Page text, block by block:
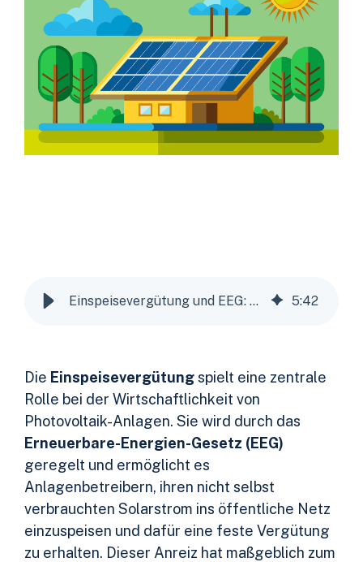
Einspeisevergütung und EEG: Was PV-Eigentümer wissen müssen 5:42
Die Einspeisevergütungspielt eine zentrale
Rolle bei der Wirtschaftlichkeit von
Photovoltaik-Anlagen. Sie wird durch das
Erneuerbare-Energien-Gesetz (EEG)
geregelt und ermöglicht es
Anlagenbetreibern, ihren nicht selbst
verbrauchten Solarstrom ins öffentliche Netz
einzuspeisen und dafür eine feste Vergütung
zu erhalten. Dieser Anreiz hat maßgeblich zum